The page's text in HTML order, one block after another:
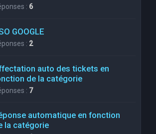
: 6
GOOGLE
: 2
auto des tickets en
de la catégorie
: 7
automatique en fonction
la catégorie